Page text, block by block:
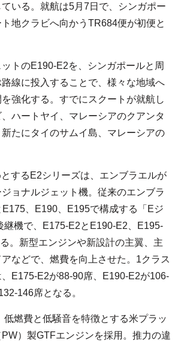
いる。就航は5月7日で、シンガポー
地クラビへ向かうTR684便が初便と
トのE190-E2を、シンガポールと周
線に投入することで、様々な地域へ
強化する。すでにスクートが就航し
ハートヤイ、マレーシアのクアンタ
たにタイのサムイ島、マレーシアの
するE2シリーズは、エンブラエルが
ョナルジェット機。従来のエンブラ
、E190、E195で構成する「Eジ
継機で、E175-E2とE190-E2、E195-
。新型エンジンや新設計の主翼、主
などで、燃費を向上させた。1クラス
E175-E2が88-90席、E190-E2が106-
146席となる。
燃費と低騒音を特徴とする米プラッ
PW）製GTFエンジンを採用。推力の違